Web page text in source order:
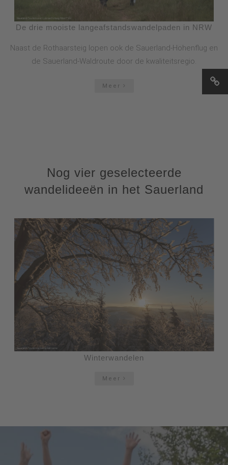
De drie mooiste langeafstandswandelpaden in NRW
Naast de Rothaarsteig lopen ook de Sauerland-Höhenflug en
de Sauerland-Waldroute door de kwaliteitsregio.
Meer
Nog vier geselecteerde
wandelideeën in het Sauerland
Winterwandelen
Meer